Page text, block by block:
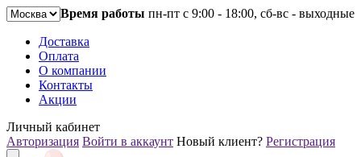
Время работы пн-пт с 9:00 - 18:00, сб-вс - выходные
Доставка
Оплата
О компании
Контакты
Акции
Личный кабинет
Авторизация Войти в аккаунт Новый клиент? Регистрация